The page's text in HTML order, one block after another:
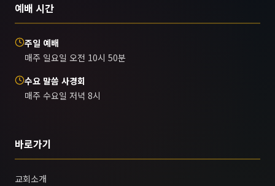
예배 시간
주일 예배
매주 일요일 오전 10시 50분
수요 말씀 사경회
매주 수요일 저녁 8시
바로가기
교회소개